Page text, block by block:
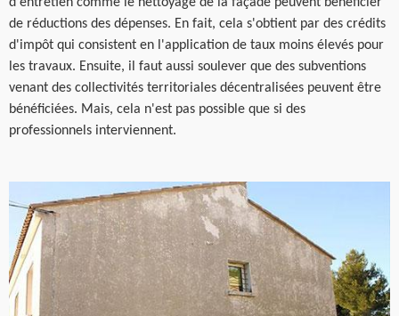
de réductions des dépenses. En fait, cela s'obtient par des crédits
d'impôt qui consistent en l'application de taux moins élevés pour
les travaux. Ensuite, il faut aussi soulever que des subventions
venant des collectivités territoriales décentralisées peuvent être
bénéficiées. Mais, cela n'est pas possible que si des
professionnels interviennent.